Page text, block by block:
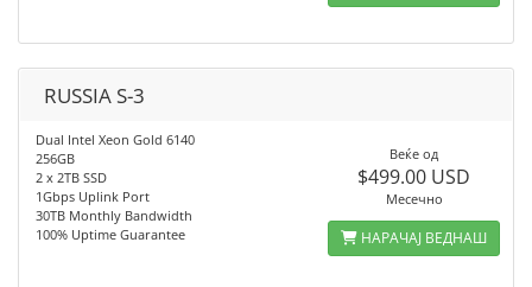
RUSSIA S-3
Dual Intel Xeon Gold 6140
256GB
2 x 2TB SSD
1Gbps Uplink Port
30TB Monthly Bandwidth
100% Uptime Guarantee
Веќе од
$499.00 USD
Месечно
НАРАЧАЈ ВЕДНАШ